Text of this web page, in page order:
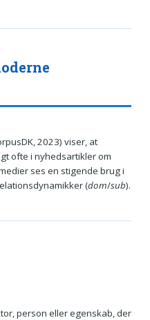
2023) viser, at
ofte i nyhedsartikler om
ses en stigende brug i
(dom/sub).
person eller egenskab, der